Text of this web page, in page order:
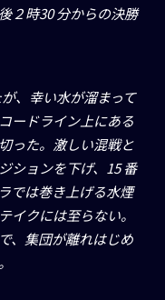
２時30 分からの決勝
、幸い水が溜まって
ードライン上にある
った。激しい混戦と
ションを下げ、15 番
では巻き上げる水煙
イクには至らない。
、集団が離れはじめ